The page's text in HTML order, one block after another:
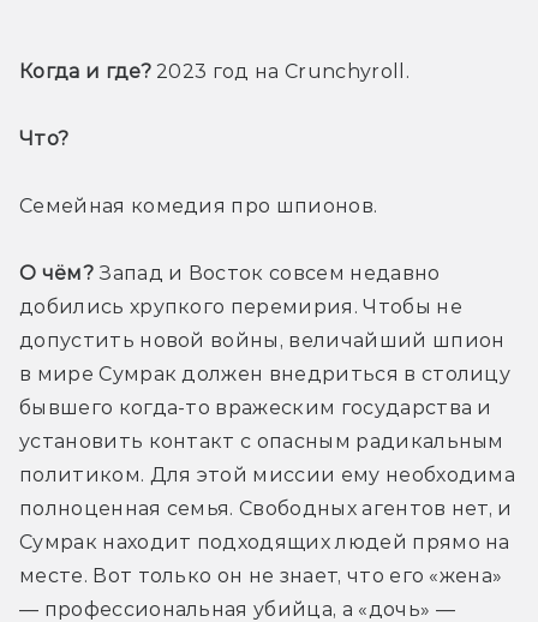
Когда и где? 2023 год на Crunchyroll.
Что?
Семейная комедия про шпионов.
О чём? Запад и Восток совсем недавно
добились хрупкого перемирия. Чтобы не
допустить новой войны, величайший шпион
в мире Сумрак должен внедриться в столицу
бывшего когда-то вражеским государства и
установить контакт с опасным радикальным
политиком. Для этой миссии ему необходима
полноценная семья. Свободных агентов нет, и
Сумрак находит подходящих людей прямо на
месте. Вот только он не знает, что его «жена»
— профессиональная убийца, а «дочь» —